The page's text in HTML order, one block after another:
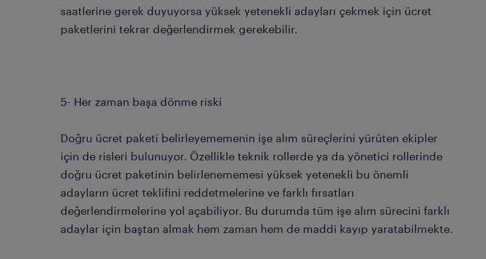
saatlerine gerek duyuyorsa yüksek yetenekli adayları çekmek için ücret
paketlerini tekrar değerlendirmek gerekebilir.
5- Her zaman başa dönme riski
Doğru ücret paketi belirleyememenin işe alım süreçlerini yürüten ekipler
için de risleri bulunuyor. Özellikle teknik rollerde ya da yönetici rollerinde
doğru ücret paketinin belirlenememesi yüksek yetenekli bu önemli
adayların ücret teklifini reddetmelerine ve farklı fırsatları
değerlendirmelerine yol açabiliyor. Bu durumda tüm işe alım sürecini farklı
adaylar için baştan almak hem zaman hem de maddi kayıp yaratabilmekte.